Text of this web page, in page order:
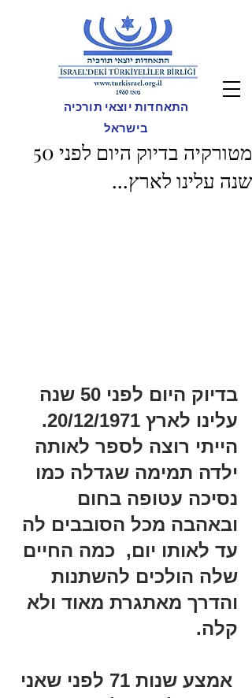
התאחדות יוצאי תורכיה
בישראל
מטורקיה בדיוק היום לפני 50
שנה עלינו לארץ...
בדיוק היום לפני 50 שנה
עלינו לארץ 20/12/1971.
הייתי רוצה לספר לאותה
ילדה תמימה שגדלה כמו
נסיכה עטופה בחום
ובאהבה מכל הסובבים לה
עד לאותו יום,  כמה החיים
שלה הולכים להשתנות
והדרך מאתגרת מאוד ולא
קלה.
אמצע שנות 71 לפני שאני